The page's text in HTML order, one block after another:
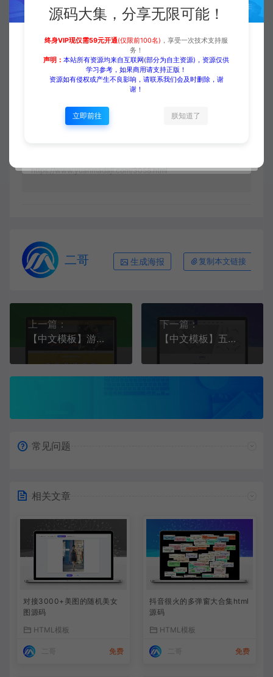
登录购买 升级会员
收藏 (0) 打赏 点赞 (0 )
https://www.yuanmadaji.com/3058.html
二哥 生成海报 复制本文链接
上一篇：
【中文模板】游戏网站 暗黄款 响应式模板包含html+CSS+Js+字体文件全套
下一篇：
【中文模板】五金配件 蓝白款 响应式模板包含html+CSS+Js+字体文件全套
常见问题
相关文章
对接3000+美图的随机美女
图源码
HTML模板
免费
抖音很火的多弹窗大合集html
源码
HTML模板
免费
源码大集，分享无限可能！
终身VIP现仅需59元开通(仅限前100名) ，享受一次技术支持服
务！
声明：本站所有资源均来自互联网(部分为自主资源)，资源仅供
学习参考，如果商用请支持正版！
资源如有侵权或产生不良影响，请联系我们会及时删除，谢
谢！
立即前往 朕知道了